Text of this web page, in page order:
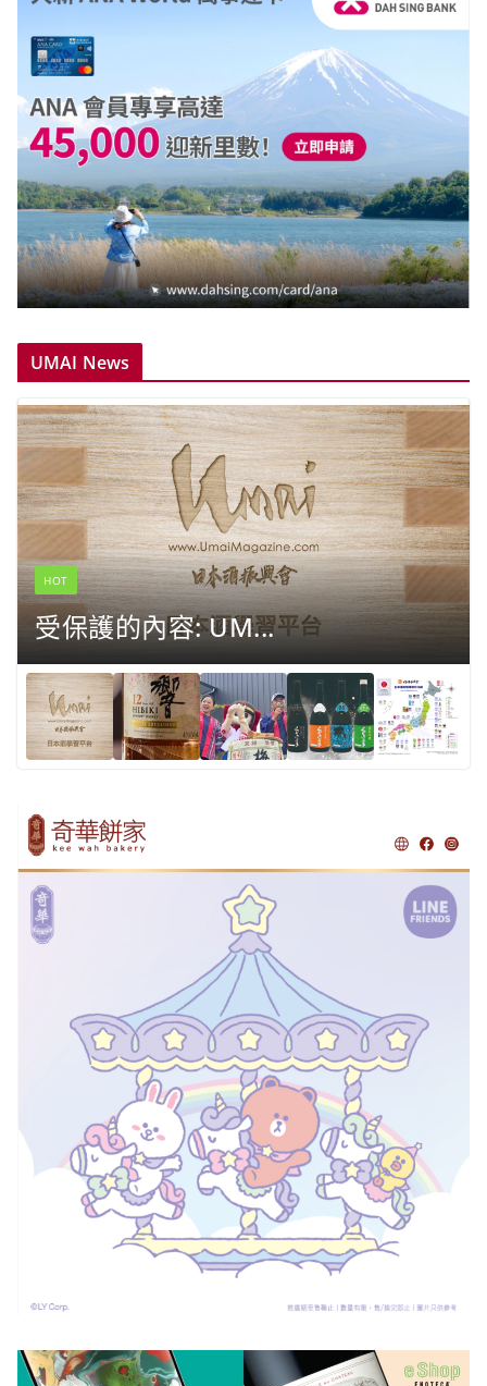
UMAI News
HOT
受保護的內容: UM...